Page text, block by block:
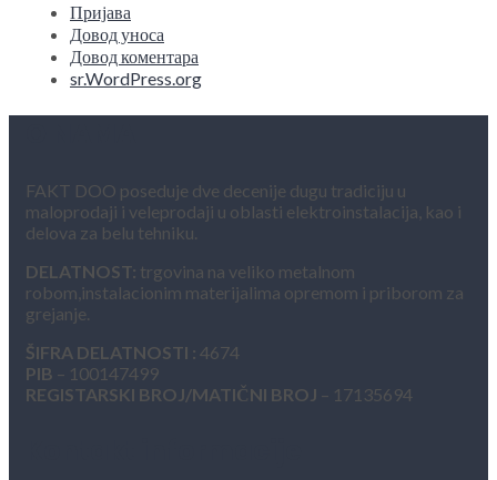
Пријава
Довод уноса
Довод коментара
sr.WordPress.org
FAKT DOO poseduje dve decenije dugu tradiciju u
maloprodaji i veleprodaji u oblasti elektroinstalacija, kao i
delova za belu tehniku.
DELATNOST: trgovina na veliko metalnom
robom,instalacionim materijalima opremom i priborom za
grejanje.
ŠIFRA DELATNOSTI : 4674
PIB – 100147499
REGISTARSKI BROJ/MATIČNI BROJ – 17135694